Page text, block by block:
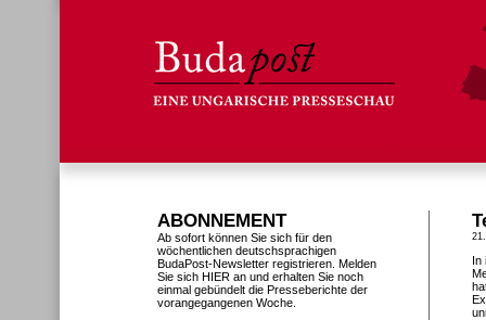
In
ABONNEMENT
Ab sofort können Sie sich für den
wöchentlichen deutschsprachigen
BudaPost-Newsletter registrieren. Melden
Sie sich HIER an und erhalten Sie noch
einmal gebündelt die Presseberichte der
vorangegangenen Woche.